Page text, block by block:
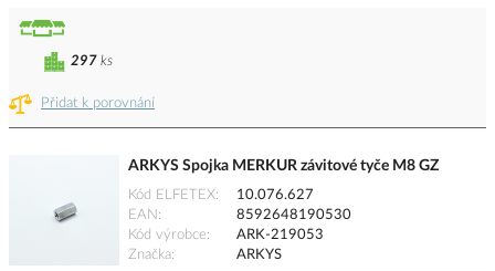
Přidat k porovnání
297 ks
ARKYS Spojka MERKUR závitové tyče M8 GZ
Kód ELFETEX
10.076.627
EAN
8592648190530
Kód výrobce
ARK-219053
Značka
ARKYS